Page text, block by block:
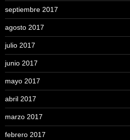
septiembre 2017
agosto 2017
julio 2017
junio 2017
mayo 2017
abril 2017
marzo 2017
febrero 2017